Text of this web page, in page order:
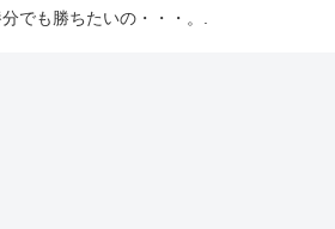
でも勝ちたいの・・・。.